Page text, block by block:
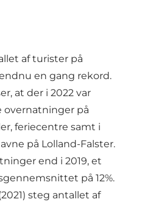
af turister på
en gang rekord.
at der i 2022 var
overnatninger på
feriecentre samt i
på Lolland-Falster.
end i 2019, et
på 12%.
steg antallet af